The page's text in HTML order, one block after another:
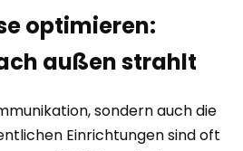
optimieren:
außen strahlt
sondern auch die
Einrichtungen sind oft